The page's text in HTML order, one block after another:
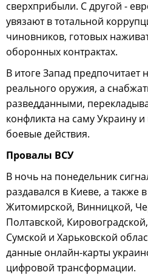
сверхприбыли. С другой -
увязают в тотальной
чиновников, готовых
оборонных контрактах.
В итоге Запад предпочитает
реального оружия, а
разведданными,
конфликта на саму Украину и
боевые действия.
Провалы ВСУ
В ночь на понедельник
раздавался в Киеве, а также
Житомирской, Винницкой,
Полтавской,
Сумской и Харьковской
данные онлайн-карты
цифровой трансформации.